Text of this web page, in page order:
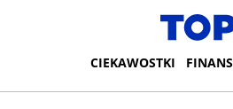
CIEKAWOSTKI